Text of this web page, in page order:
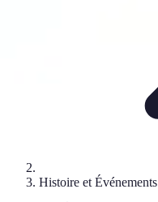
Histoire et Événements